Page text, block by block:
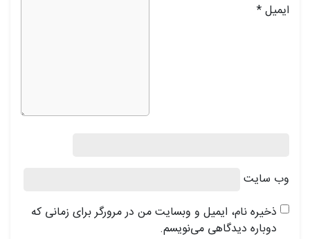
ایمیل*
وب‌ سایت
ذخیره نام، ایمیل و وبسایت من در مرورگر برای زمانی که
دوباره دیدگاهی می‌نویسم.